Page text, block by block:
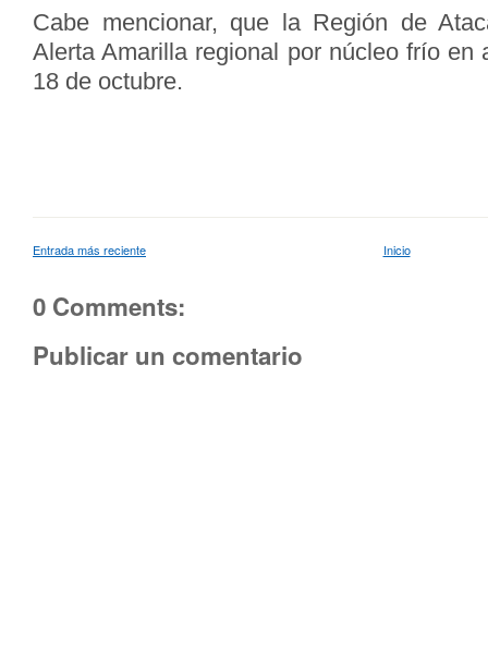
Cabe mencionar, que la Región de
Alerta Amarilla regional por núcleo frío en
18 de octubre.
Entrada más reciente Inicio
0 Comments:
Publicar un comentario